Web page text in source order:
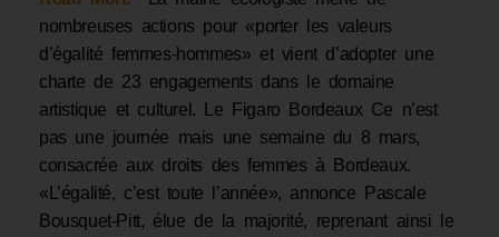
nombreuses actions pour «porter les valeurs
d’égalité femmes-hommes» et vient d’adopter une
charte de 23 engagements dans le domaine
artistique et culturel. Le Figaro Bordeaux Ce n’est
pas une journée mais une semaine du 8 mars,
consacrée aux droits des femmes à Bordeaux.
«L’égalité, c’est toute l’année», annonce Pascale
Bousquet-Pitt, élue de la majorité, reprenant ainsi le